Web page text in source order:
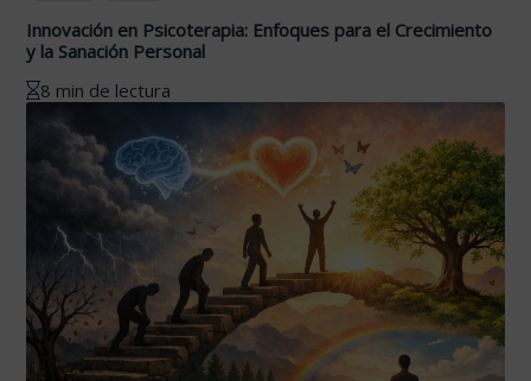
Innovación en Psicoterapia: Enfoques para el Crecimiento
y la Sanación Personal
8 min de lectura